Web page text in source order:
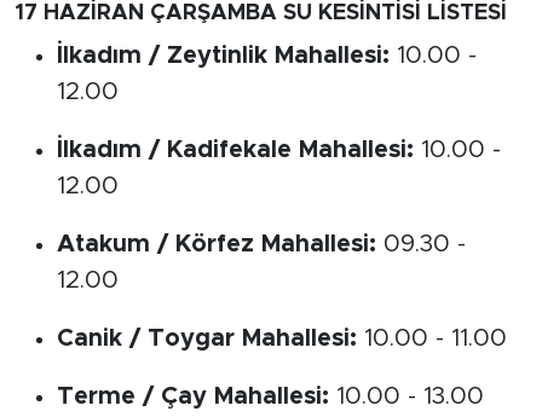
17 HAZİRAN ÇARŞAMBA SU KESİNTİSİ LİSTESİ
İlkadım / Zeytinlik Mahallesi: 10.00 -
12.00
İlkadım / Kadifekale Mahallesi: 10.00 -
12.00
Atakum / Körfez Mahallesi: 09.30 -
12.00
Canik / Toygar Mahallesi: 10.00 - 11.00
Terme / Çay Mahallesi: 10.00 - 13.00